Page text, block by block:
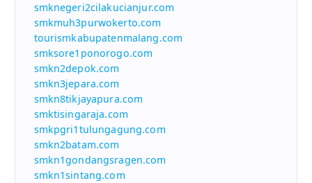
smknegeri2cilakucianjur.com
smkmuh3purwokerto.com
tourismkabupatenmalang.com
smksore1ponorogo.com
smkn2depok.com
smkn3jepara.com
smkn8tikjayapura.com
smktisingaraja.com
smkpgri1tulungagung.com
smkn2batam.com
smkn1gondangsragen.com
smkn1sintang.com